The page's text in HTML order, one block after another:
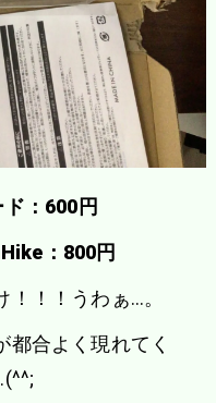
：600円
：800円
！！うわぁ…。
都合よく現れてく